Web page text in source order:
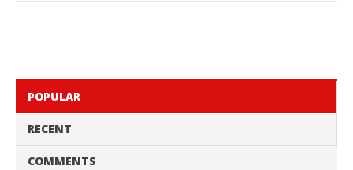
POPULAR
RECENT
COMMENTS